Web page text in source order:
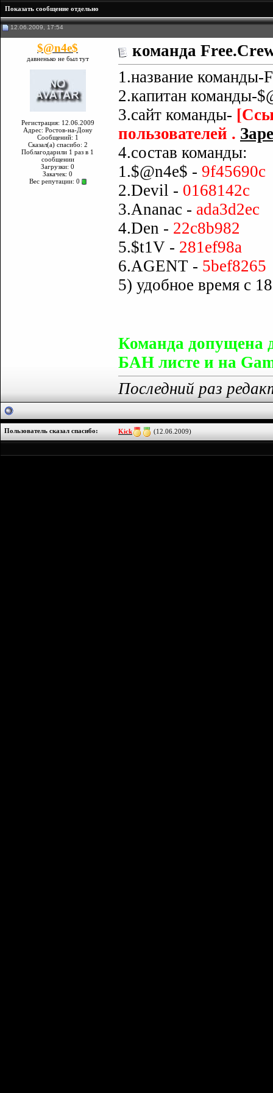
Показать сообщение отдельно
12.06.2009, 17:54
$@n4e$
давненько не был тут
Регистрация: 12.06.2009
Адрес: Ростов-на-Дону
Сообщений: 1
Сказал(а) спасибо: 2
Поблагодарили 1 раз в 1
сообщении
Загрузки: 0
Закачек: 0
Вес репутации: 0
команда
1.название команды-
2.капитан команды-
3.сайт команды-
пользователей .
4.состав команды:
1.$@n4e$ - 9f45690c
2.Devil - 0168142c
3.Ananac - ada3d2ec
4.Den - 22c8b982
5.$t1V - 281ef98a
6.AGENT - 5bef8265
5) удобное время с
Команда допущена
БАН листе и на
Последний раз
Пользователь сказал cпасибо: Kick (12.06.2009)